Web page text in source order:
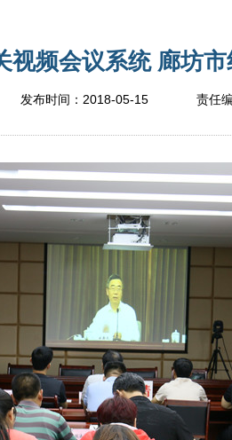
频会议系统 廊坊
发布时间： 2018-05-15 责任